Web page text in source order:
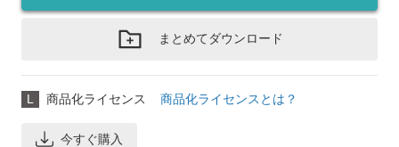
まとめてダウンロード
L 商品化ライセンス 商品化ライセンスとは？
今すぐ購入